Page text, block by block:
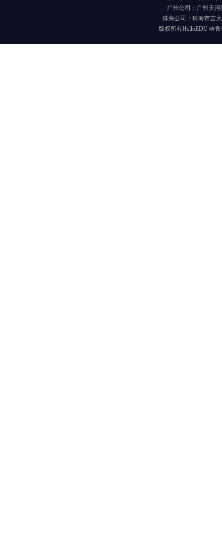
广州公司：广州天
珠海公司：珠海市吉
版权所有HelloEDU 哈